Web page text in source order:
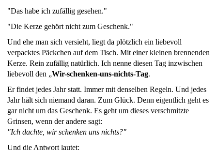
"Das habe ich zufällig gesehen."
"Die Kerze gehört nicht zum Geschenk."
Und ehe man sich versieht, liegt da plötzlich ein liebevoll
verpacktes Päckchen auf dem Tisch. Mit einer kleinen brennenden
Kerze. Rein zufällig natürlich. Ich nenne diesen Tag inzwischen
liebevoll den „Wir-schenken-uns-nichts-Tag.
Er findet jedes Jahr statt. Immer mit denselben Regeln. Und jedes
Jahr hält sich niemand daran. Zum Glück. Denn eigentlich geht es
gar nicht um das Geschenk. Es geht um dieses verschmitzte
Grinsen, wenn der andere sagt:
"Ich dachte, wir schenken uns nichts?"
Und die Antwort lautet: